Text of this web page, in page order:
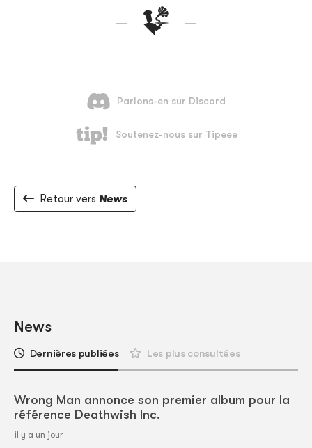
Retour vers News
News
Dernières publiées Les plus consultées
Wrong Man annonce son premier album pour la
référence Deathwish Inc.
il y a un jour